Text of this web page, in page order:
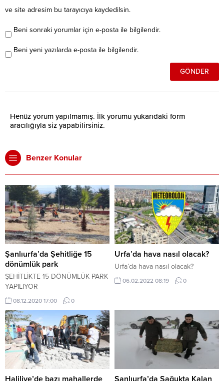
ve site adresim bu tarayıcıya kaydedilsin.
Beni sonraki yorumlar için e-posta ile bilgilendir.
Beni yeni yazılarda e-posta ile bilgilendir.
Henüz yorum yapılmamış. İlk yorumu yukarıdaki form
aracılığıyla siz yapabilirsiniz.
Benzer Konular
Şanlıurfa’da Şehitliğe 15
dönümlük park
ŞEHİTLİKTE 15 DÖNÜMLÜK PARK
YAPILIYOR
08.12.2020 17:00 0
Urfa’da hava nasıl olacak?
Urfa’da hava nasıl olacak?
06.02.2022 08:19 0
Haliliye’de bazı mahallerde
Şanlıurfa’da Sağukta Kalan